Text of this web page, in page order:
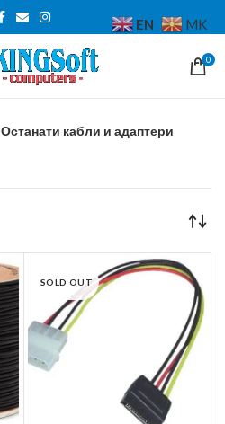
0
Останати кабли и адаптери
SOLD OUT
EN MK